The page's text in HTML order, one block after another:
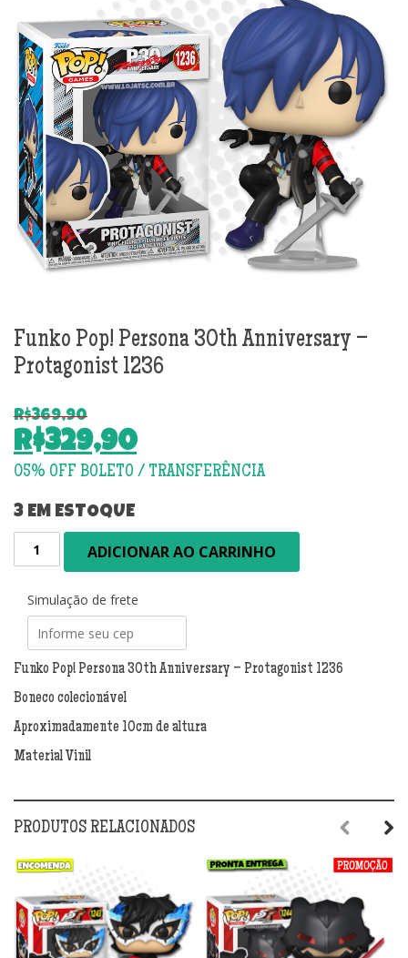
Funko Pop! Persona 30th Anniversary –
Protagonist 1236
R$369,90
O
preço
era:
R$369,90.
R$329,90
O
preço
atual
é:
R$329,90.
3 EM ESTOQUE
Funko
Pop!
30th
Anniversary
Protagonist
quantidade
ADICIONAR AO CARRINHO
Simulação de frete
Funko Pop! Persona 30th Anniversary – Protagonist 1236
Boneco colecionável
Aproximadamente 10cm de altura
Material Vinil
PRODUTOS RELACIONADOS
Previous
Next